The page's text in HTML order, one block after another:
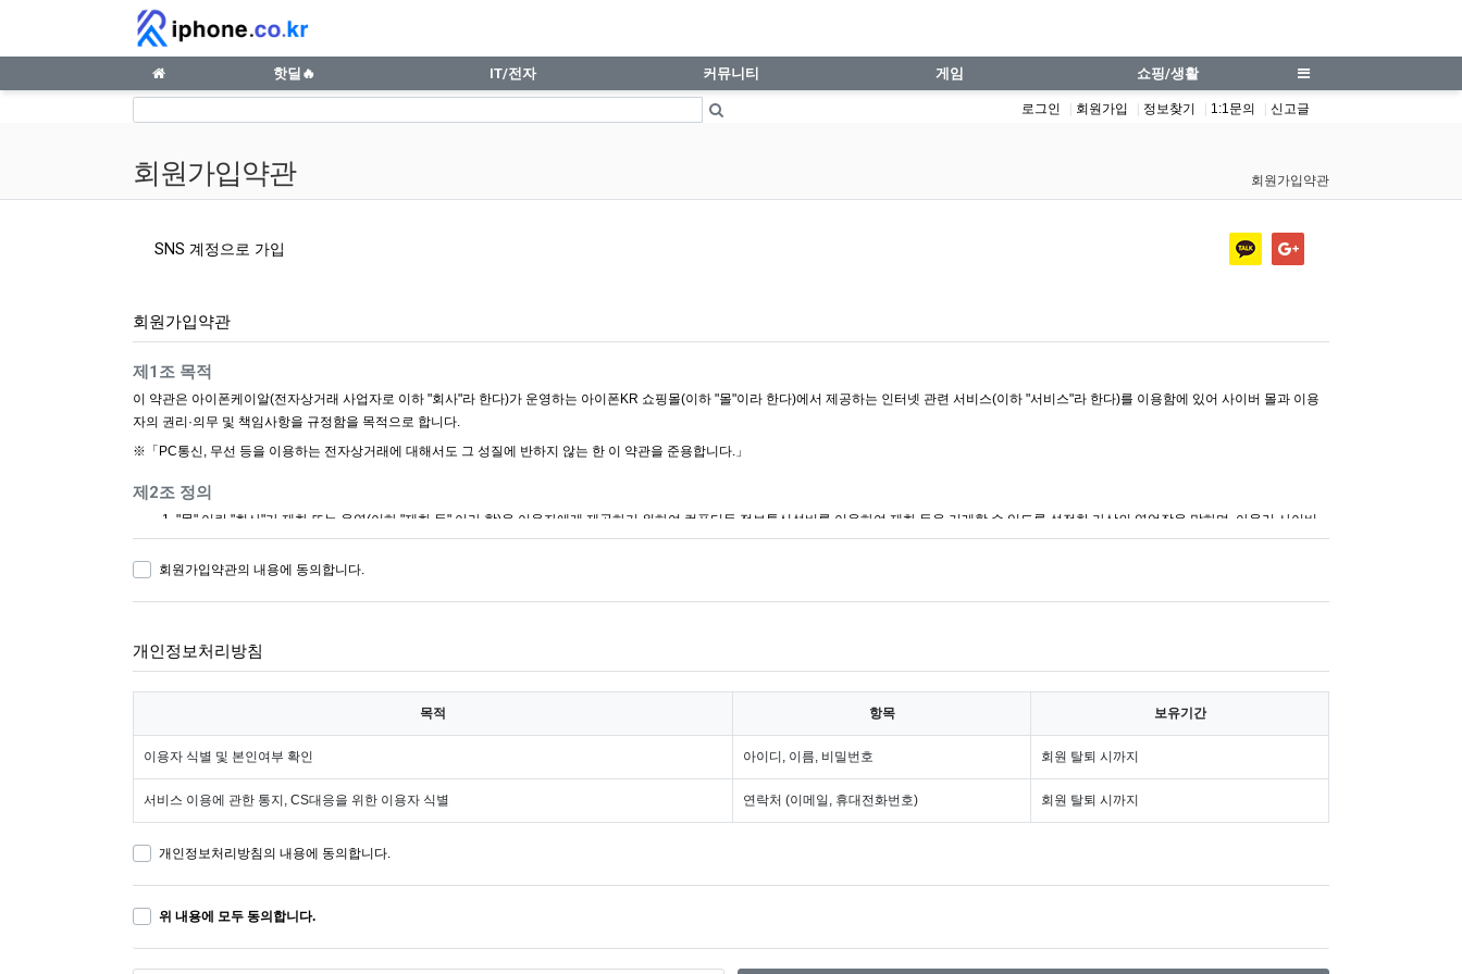
회원가입약관 | iphone.co.kr
핫딜🔥 IT/전자 커뮤니티 게임 쇼핑/생활
로그인 회원가입 정보찾기 1:1문의 신고글
회원가입약관 회원가입약관
SNS 계정으로 가입
회원가입약관
사이트 이용약관 안내
제1조 목적
이 약관은 아이폰케이알(전자상거래 사업자로 이하 "회사"라 한다)가 운영하는 아이폰KR 쇼핑몰(이하 "몰"이라 한다)에서 제공하는 인터넷 관련 서비스(이하 "서비스"라 한다)를 이용함에 있어 사이버 몰과 이용
자의 권리·의무 및 책임사항을 규정함을 목적으로 합니다.
※「PC통신, 무선 등을 이용하는 전자상거래에 대해서도 그 성질에 반하지 않는 한 이 약관을 준용합니다.」
제2조 정의
"몰" 이란 "회사"가 재화 또는 용역(이하 "재화 등" 이라 함)을 이용자에게 제공하기 위하여 컴퓨터등 정보통신설비를 이용하여 재화 등을 거래할 수 있도록 설정한 가상의 영업장을 말하며, 아울러 사이버
몰을 운영하는 사업자의 의미로도 사용합니다.
"이용자"란 "몰"에 접속하여 이 약관에 따라 "몰"이 제공하는 서비스를 받는 회원 및 비회원을 말합니다.
제3조 약관 등의 명시와 설명 및 개정
"몰"은 이용자가 약관에 동의하기에 앞서 약관에 정하여져 있는 내용 중 청약철회·배송책임·환불조건 등과 같은 중요한 내용을 이용자가 이해할 수 있도록 별도의 연결화면 또는 팝업화면 등을 제공하여
에 관한 법률」, 「방문판매 등에 관한 법률」, 「소비자기본법」 등 관련 법을 위배하지 않는 범위에서 이 약관을 개정할 수 있습니다.
"몰"이 약관을 개정할 경우에는 그 개정약관은 그 적용일자 이후에 체결되는 계약에만 적용되고 그 이전에 이미 체결된 계약에 대해서는 개정 전의 약관조항이 그대로 적용됩니다. 다만 이미 계약을 체결
한 이용자가 개정약관 조항의 적용을 받기를 원하는 뜻을 제3항에 의한 개정약관의 공지기간 내에 “몰”에 송신하여 “몰”의 동의를 받은 경우에는 개정약관 조항이 적용됩니다.
이 약관에서 정하지 아니한 사항과 이 약관의 해석에 관하여는 전자상거래 등에서의 소비자보호에 관한 법률, 약관의 규제 등에 관한 법률, 공정거래위원회가 정하는 「전자상거래 등에서의 소비자 보호
회원가입약관의 내용에 동의합니다.
개인정보처리방침
목적 항목 보유기간
이용자 식별 및 본인여부 확인 아이디, 이름, 비밀번호 회원 탈퇴 시까지
서비스 이용에 관한 통지, CS대응을 위한 이용자 식별 연락처 (이메일, 휴대전화번호) 회원 탈퇴 시까지
개인정보처리방침의 내용에 동의합니다.
위 내용에 모두 동의합니다.